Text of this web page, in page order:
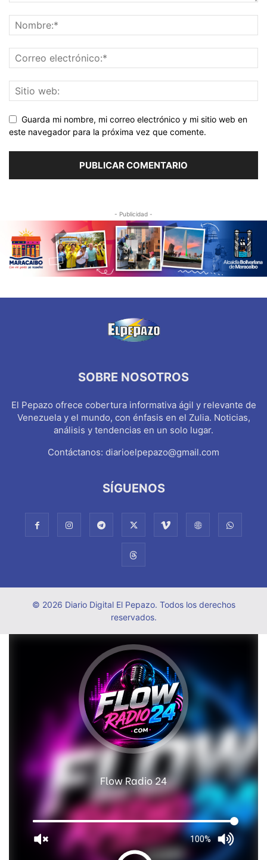
Guarda mi nombre, mi correo electrónico y mi sitio web en
este navegador para la próxima vez que comente.
- Publicidad -
SOBRE NOSOTROS
El Pepazo ofrece cobertura informativa ágil y relevante de
Venezuela y el mundo, con énfasis en el Zulia. Noticias,
análisis y tendencias en un solo lugar.
Contáctanos: diarioelpepazo@gmail.com
SÍGUENOS
© 2026 Diario Digital El Pepazo. Todos los derechos
reservados.